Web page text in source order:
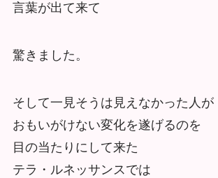
言葉が出て来て
驚きました。
そして一見そうは見えなかった人が
おもいがけない変化を遂げるのを
目の当たりにして来た
テラ・ルネッサンスでは